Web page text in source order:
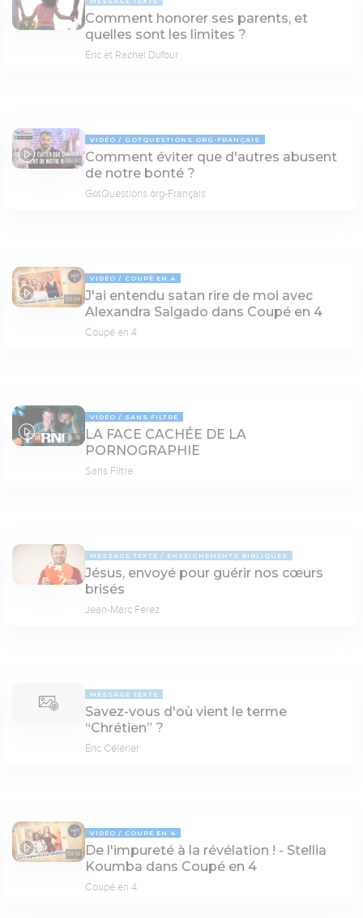
Comment honorer ses parents, et
quelles sont les limites ?
Éric et Rachel Dufour
05:00
VIDÉO GOTQUESTIONS.ORG-FRANÇAIS
Comment éviter que d'autres abusent
de notre bonté ?
GotQuestions.org-Français
33:54
VIDÉO COUPÉ EN 4
J'ai entendu satan rire de moi avec
Alexandra Salgado dans Coupé en 4
Coupé en 4
08:06
VIDÉO SANS FILTRE
LA FACE CACHÉE DE LA
PORNOGRAPHIE
Sans Filtre
MESSAGE TEXTE ENSEIGNEMENTS BIBLIQUES
Jésus, envoyé pour guérir nos cœurs
brisés
Jean-Marc Ferez
MESSAGE TEXTE
Savez-vous d'où vient le terme
“Chrétien” ?
Éric Célérier
33:19
VIDÉO COUPÉ EN 4
De l'impureté à la révélation ! - Stellia
Koumba dans Coupé en 4
Coupé en 4